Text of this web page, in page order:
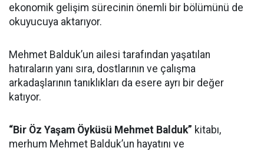
ekonomik gelişim sürecinin önemli bir bölümünü de
okuyucuya aktarıyor.
Mehmet Balduk’un ailesi tarafından yaşatılan
hatıraların yanı sıra, dostlarının ve çalışma
arkadaşlarının tanıklıkları da esere ayrı bir değer
katıyor.
“Bir Öz Yaşam Öyküsü Mehmet Balduk” kitabı,
merhum Mehmet Balduk’un hayatını ve